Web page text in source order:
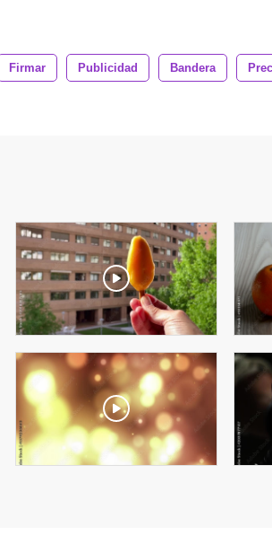
Firmar Publicidad Bandera